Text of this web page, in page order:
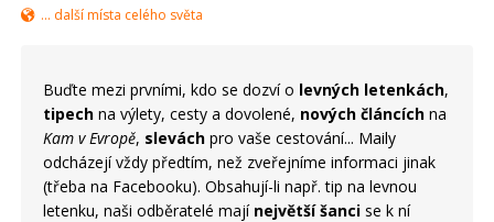
... další místa celého světa
Buďte mezi prvními, kdo se dozví o levných letenkách,
tipech na výlety, cesty a dovolené, nových článcích na
Kam v Evropě, slevách pro vaše cestování... Maily
odcházejí vždy předtím, než zveřejníme informaci jinak
(třeba na Facebooku). Obsahují-li např. tip na levnou
letenku, naši odběratelé mají největší šanci se k ní